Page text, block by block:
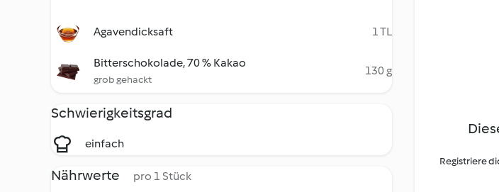
Agavendicksaft 1 TL
Bitterschokolade, 70 % Kakao
grob gehackt
130 g
Schwierigkeitsgrad
einfach
Nährwerte pro 1 Stück
Registriere